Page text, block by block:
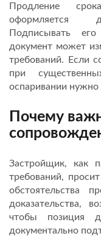
Продление
оформляется
Подписывать
документ может
требований. Если
при
оспаривании нужно
Почему
Застройщик, как
требований,
обстоятельства
доказательства,
чтобы позиция
документально